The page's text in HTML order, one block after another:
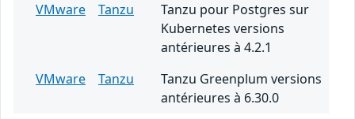
VMware
Tanzu
Tanzu pour Postgres sur
Kubernetes versions
antérieures à 4.2.1
VMware
Tanzu
Tanzu Greenplum versions
antérieures à 6.30.0